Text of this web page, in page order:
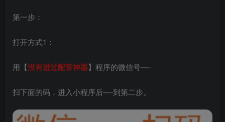
第一步：
打开方式1：
用【没有进过配音神器】程序的微信号—-
扫下面的码，进入小程序后—-到第二步。